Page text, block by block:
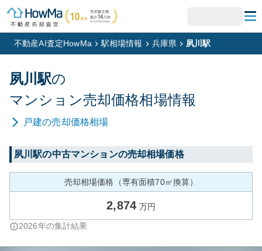
不動産AI査定HowMa 駅相場情報 兵庫県 夙川駅
夙川駅の
マンション売却価格相場情報
戸建の売却価格相場
夙川駅の中古マンションの売却相場価格
売却相場価格（専有面積70㎡換算）
2,874 万円
2026年の集計結果